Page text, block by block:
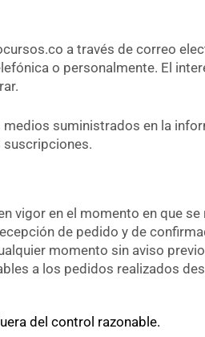
a través de correo
o personalmente. El
suministrados en la
suscripciones.
vigor en el momento en que
de pedido y de
momento sin aviso
a los pedidos realizados
del control razonable.